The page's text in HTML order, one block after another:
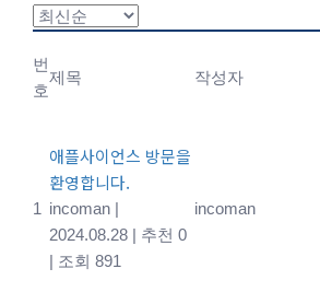
번
호
제목 작성자
1
애플사이언스 방문을
환영합니다.
incoman |
2024.08.28 | 추천 0
| 조회 891
incoman